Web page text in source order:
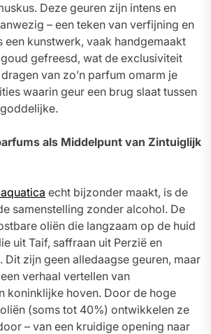
Deze geuren zijn intens en
– een teken van verfijning en
een kunstwerk, vaak handgemaakt
gefreesd, wat de exclusiviteit
van zo’n parfum omarm je
waarin geur een brug slaat tussen
als Middelpunt van Zintuiglijk
echt bijzonder maakt, is de
samenstelling zonder alcohol. De
oliën die langzaam op de huid
uit Taif, saffraan uit Perzië en
Dit zijn geen alledaagse geuren, maar
verhaal vertellen van
koninklijke hoven. Door de hoge
(soms tot 40%) ontwikkelen ze
– van een kruidige opening naar